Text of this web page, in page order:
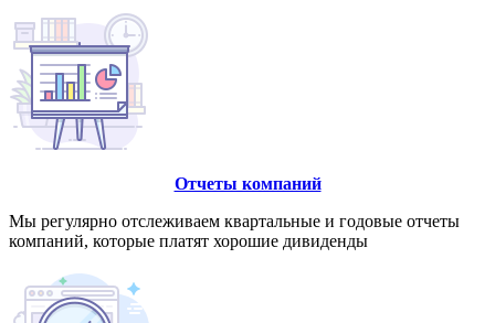
Отчеты компаний
Мы регулярно отслеживаем квартальные и годовые отчеты
компаний, которые платят хорошие дивиденды